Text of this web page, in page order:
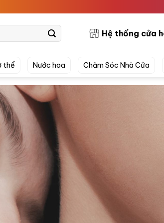
Hệ thống cửa
thể Nước hoa Chăm Sóc Nhà Cửa